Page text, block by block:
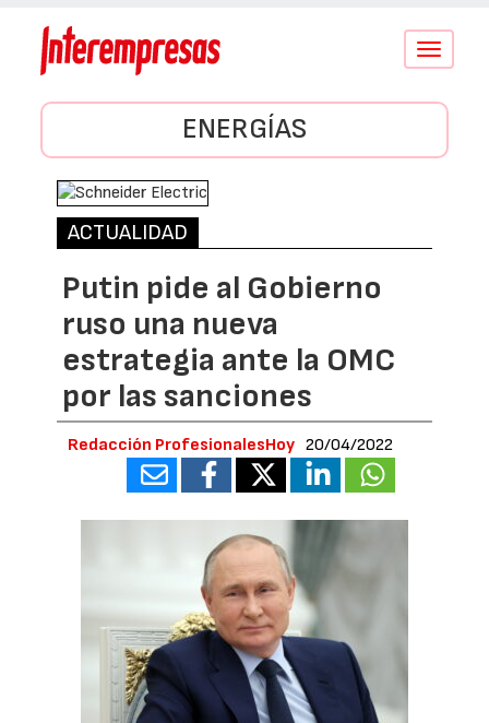
Conmutar
ENERGÍAS
ACTUALIDAD
Putin pide al Gobierno
ruso una nueva
estrategia ante la OMC
por las sanciones
Redacción ProfesionalesHoy 20/04/2022